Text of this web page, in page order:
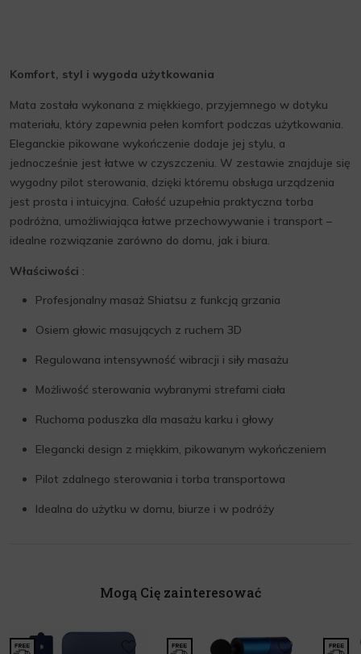
Komfort, styl i wygoda użytkowania
Mata została wykonana z miękkiego, przyjemnego w dotyku
materiału, który zapewnia pełen komfort podczas użytkowania.
Eleganckie pikowane wykończenie dodaje jej stylu, a
jednocześnie jest łatwe w czyszczeniu. W zestawie znajduje się
wygodny pilot sterowania, dzięki któremu obsługa urządzenia
jest prosta i intuicyjna. Całość uzupełnia praktyczna torba
podróżna, umożliwiająca łatwe przechowywanie i transport –
idealne rozwiązanie zarówno do domu, jak i biura.
Właściwości :
Profesjonalny masaż Shiatsu z funkcją grzania
Osiem głowic masujących z ruchem 3D
Regulowana intensywność wibracji i siły masażu
Możliwość sterowania wybranymi strefami ciała
Ruchoma poduszka dla masażu karku i głowy
Elegancki design z miękkim, pikowanym wykończeniem
Pilot zdalnego sterowania i torba transportowa
Idealna do użytku w domu, biurze i w podróży
Mogą Cię zainteresować